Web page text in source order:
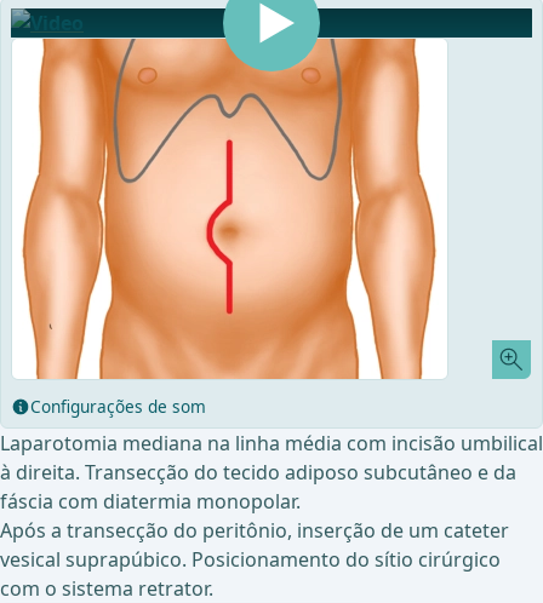
Configurações de som
Laparotomia mediana na linha média com incisão umbilical
à direita. Transecção do tecido adiposo subcutâneo e da
fáscia com diatermia monopolar.
Após a transecção do peritônio, inserção de um cateter
vesical suprapúbico. Posicionamento do sítio cirúrgico
com o sistema retrator.